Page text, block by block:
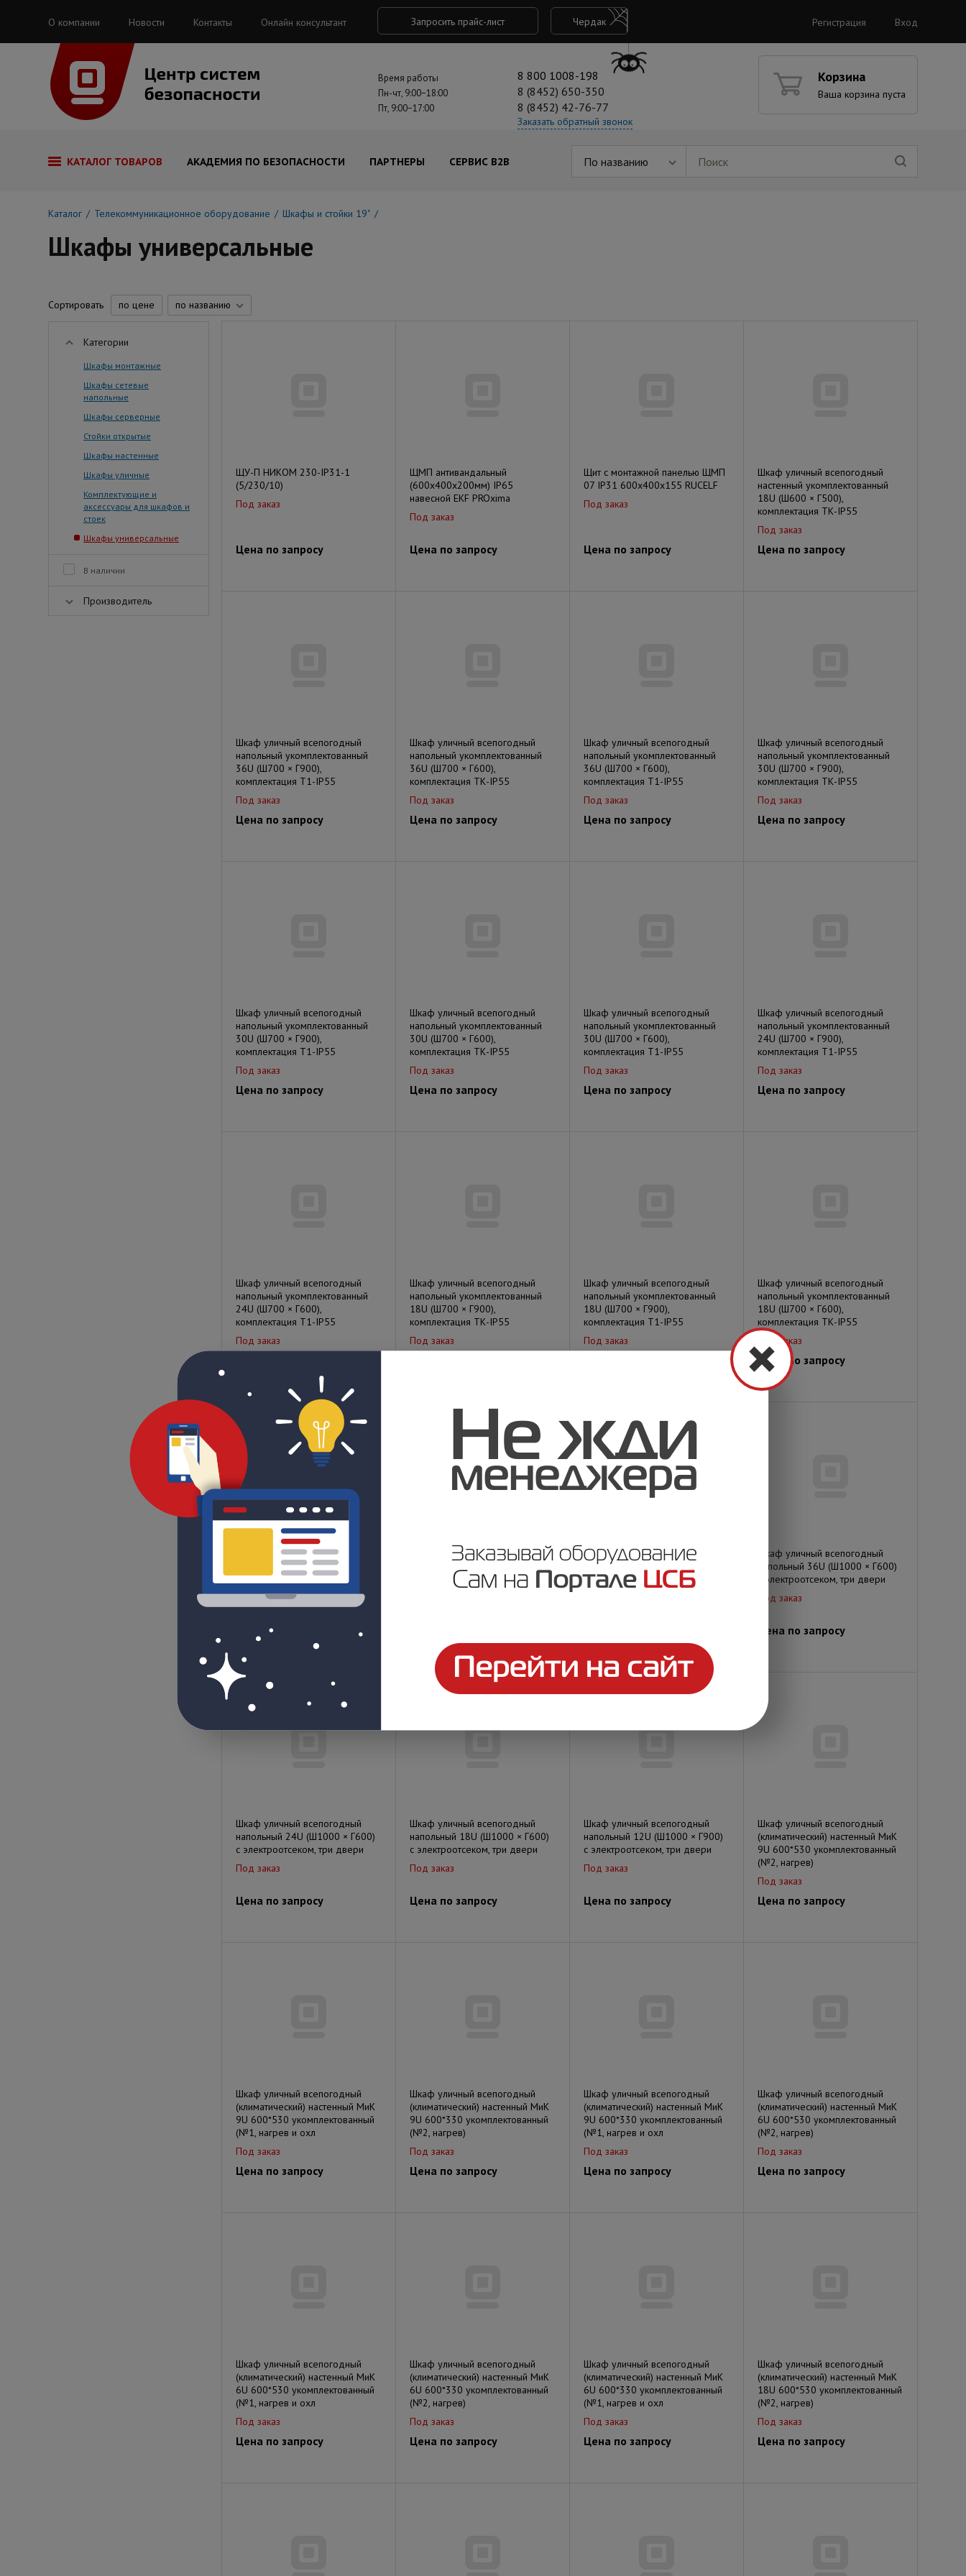
О компании Новости Контакты Онлайн консультант Запросить прайс-лист Чердак Регистрация Вход
Время работы
Пн-чт, 9:00−18:00
Пт, 9:00−17:00
8 800 1008-198
8 (8452) 650-350
8 (8452) 42-76-77
Заказать обратный звонок
Корзина
Ваша корзина пуста
КАТАЛОГ ТОВАРОВ АКАДЕМИЯ ПО БЕЗОПАСНОСТИ ПАРТНЕРЫ СЕРВИС B2B По названию
Каталог Телекоммуникационное оборудование Шкафы и стойки 19"
Шкафы универсальные
Сортировать по цене по названию
Категории
Шкафы монтажные
Шкафы сетевые
напольные
Шкафы серверные
Стойки открытые
Шкафы настенные
Шкафы уличные
Комплектующие и
аксессуары для шкафов и
стоек
Шкафы универсальные
В наличии
Производитель
ЩУ-П НИКОМ 230-IP31-1
(5/230/10)
Под заказ
Цена по запросу
ЩМП антивандальный
(600x400x200мм) IP65
навесной EKF PROxima
Под заказ
Цена по запросу
Щит с монтажной панелью ЩМП
07 IP31 600х400х155 RUCELF
Под заказ
Цена по запросу
Шкаф уличный всепогодный
настенный укомплектованный
18U (Ш600 × Г500),
комплектация ТК-IP55
Под заказ
Цена по запросу
Шкаф уличный всепогодный
напольный укомплектованный
36U (Ш700 × Г900),
комплектация Т1-IP55
Под заказ
Цена по запросу
Шкаф уличный всепогодный
напольный укомплектованный
36U (Ш700 × Г600),
комплектация ТК-IP55
Под заказ
Цена по запросу
Шкаф уличный всепогодный
напольный укомплектованный
36U (Ш700 × Г600),
комплектация Т1-IP55
Под заказ
Цена по запросу
Шкаф уличный всепогодный
напольный укомплектованный
30U (Ш700 × Г900),
комплектация ТК-IP55
Под заказ
Цена по запросу
Шкаф уличный всепогодный
напольный укомплектованный
30U (Ш700 × Г900),
комплектация Т1-IP55
Под заказ
Цена по запросу
Шкаф уличный всепогодный
напольный укомплектованный
30U (Ш700 × Г600),
комплектация ТК-IP55
Под заказ
Цена по запросу
Шкаф уличный всепогодный
напольный укомплектованный
30U (Ш700 × Г600),
комплектация Т1-IP55
Под заказ
Цена по запросу
Шкаф уличный всепогодный
напольный укомплектованный
24U (Ш700 × Г900),
комплектация Т1-IP55
Под заказ
Цена по запросу
Шкаф уличный всепогодный
напольный укомплектованный
24U (Ш700 × Г600),
комплектация Т1-IP55
Под заказ
Шкаф уличный всепогодный
напольный укомплектованный
18U (Ш700 × Г900),
комплектация ТК-IP55
Под заказ
Шкаф уличный всепогодный
напольный укомплектованный
18U (Ш700 × Г900),
комплектация Т1-IP55
Под заказ
Шкаф уличный всепогодный
напольный укомплектованный
18U (Ш700 × Г600),
комплектация ТК-IP55
Под заказ
Цена по запросу
Шкаф уличный всепогодный
напольный укомплектованный
18U (Ш700 × Г600),
комплектация Т1-IP55
Под заказ
Цена по запросу
Шкаф уличный всепогодный
12U (Ш700 × Г900),
комплектация Т1-IP55
Шкаф уличный всепогодный
напольный укомплектованный
12U (Ш700 × Г600),
комплектация Т1-IP55
Шкаф уличный всепогодный
напольный 36U (Ш1000 × Г600)
с электроотсеком, три двери
Под заказ
Цена по запросу
Шкаф уличный всепогодный
напольный 24U (Ш1000 × Г600)
с электроотсеком, три двери
Под заказ
Цена по запросу
Шкаф уличный всепогодный
напольный 18U (Ш1000 × Г600)
с электроотсеком, три двери
Под заказ
Цена по запросу
Шкаф уличный всепогодный
напольный 12U (Ш1000 × Г900)
с электроотсеком, три двери
Под заказ
Цена по запросу
Шкаф уличный всепогодный
(климатический) настенный МиК
9U 600*530 укомплектованный
(№2, нагрев)
Под заказ
Цена по запросу
Шкаф уличный всепогодный
(климатический) настенный МиК
9U 600*530 укомплектованный
(№1, нагрев и охл
Под заказ
Цена по запросу
Шкаф уличный всепогодный
(климатический) настенный МиК
9U 600*330 укомплектованный
(№2, нагрев)
Под заказ
Цена по запросу
Шкаф уличный всепогодный
(климатический) настенный МиК
9U 600*330 укомплектованный
(№1, нагрев и охл
Под заказ
Цена по запросу
Шкаф уличный всепогодный
(климатический) настенный МиК
6U 600*530 укомплектованный
(№2, нагрев)
Под заказ
Цена по запросу
Шкаф уличный всепогодный
(климатический) настенный МиК
6U 600*530 укомплектованный
(№1, нагрев и охл
Под заказ
Цена по запросу
Шкаф уличный всепогодный
(климатический) настенный МиК
6U 600*330 укомплектованный
(№2, нагрев)
Под заказ
Цена по запросу
Шкаф уличный всепогодный
(климатический) настенный МиК
6U 600*330 укомплектованный
(№1, нагрев и охл
Под заказ
Цена по запросу
Шкаф уличный всепогодный
(климатический) настенный МиК
18U 600*530 укомплектованный
(№2, нагрев)
Под заказ
Цена по запросу